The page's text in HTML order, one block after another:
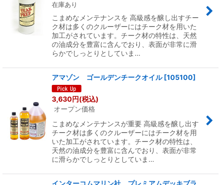
在庫あり
こまめなメンテナンスを 高級感を醸し出すチー
ク材は多くのクルーザーにはチーク材を用いた
加工がされています。チーク材の特性は、天然
の油成分を豊富に含んでおり、表面が非常に滑
らかでしっとりとしていま…
アマゾン ゴールデンチークオイル [105100]
3,630円(税込)
オープン価格
こまめなメンテナンスが重要 高級感を醸し出す
チーク材は多くのクルーザーにはチーク材を用
いた加工がされています。チーク材の特性は、
天然の油成分を豊富に含んでおり、表面が非常
に滑らかでしっとりとしていま…
インターコムマリン社 プレミアムデッキブラ